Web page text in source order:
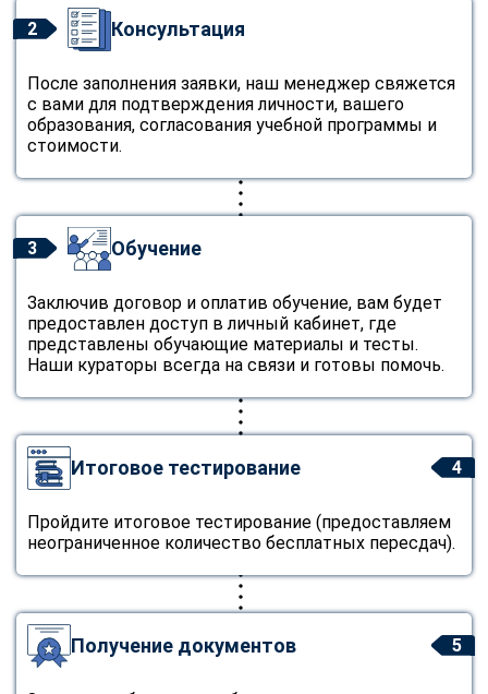
2 Консультация
После заполнения заявки, наш менеджер свяжется
с вами для подтверждения личности, вашего
образования, согласования учебной программы и
стоимости.
3 Обучение
Заключив договор и оплатив обучение, вам будет
предоставлен доступ в личный кабинет, где
представлены обучающие материалы и тесты.
Наши кураторы всегда на связи и готовы помочь.
4
Итоговое тестирование
Пройдите итоговое тестирование (предоставляем
неограниченное количество бесплатных пересдач).
5
Получение документов